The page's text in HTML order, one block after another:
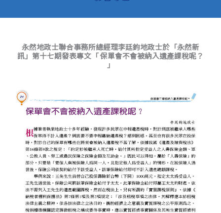
永然地政士聯合事務所總經理李廷鈞地政士於「永然新
訊」第十七期發表專文「 保單會不會被納入遺產課稅呢？
」